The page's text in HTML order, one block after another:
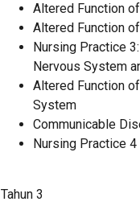
Altered Function
Altered Function
Nursing Practice
Nervous System
Altered Function
System
Communicable
Nursing Practice
Tahun 3